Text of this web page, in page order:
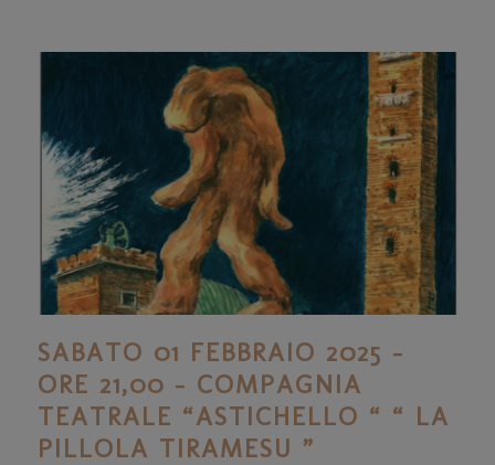
SABATO 01 FEBBRAIO 2025 –
ORE 21,00 – COMPAGNIA
TEATRALE “ASTICHELLO “ “ LA
PILLOLA TIRAMESU ”